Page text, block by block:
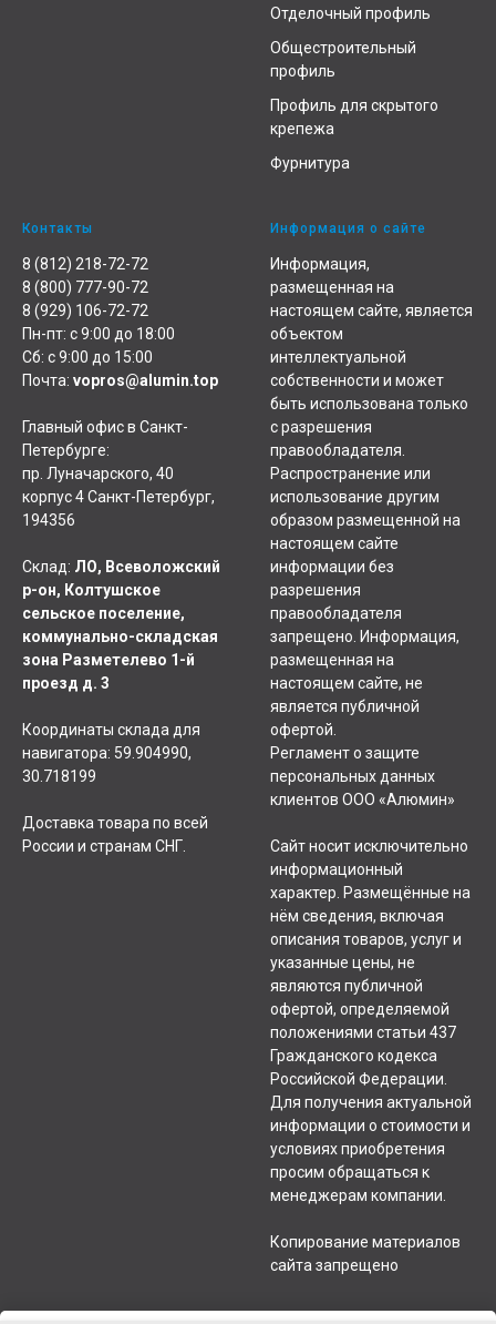
Отделочный профиль
Общестроительный
профиль
Профиль для скрытого
крепежа
Фурнитура
Контакты
8 (812) 218-72-72
8 (800) 777-90-72
8 (929) 106-72-72
Пн-пт: с 9:00 до 18:00
Сб: с 9:00 до 15:00
Почта: vopros@alumin.top
Главный офис в Санкт-
Петербурге:
пр. Луначарского, 40
корпус 4 Санкт-Петербург,
194356
Склад: ЛО, Всеволожский
р-он, Колтушское
сельское поселение,
коммунально-складская
зона Разметелево 1-й
проезд д. 3
Координаты склада для
навигатора: 59.904990,
30.718199
Доставка товара по всей
России и странам СНГ.
Информация о сайте
Информация,
размещенная на
настоящем сайте, является
объектом
интеллектуальной
собственности и может
быть использована только
с разрешения
правообладателя.
Распространение или
использование другим
образом размещенной на
настоящем сайте
информации без
разрешения
правообладателя
запрещено. Информация,
размещенная на
настоящем сайте, не
является публичной
офертой.
Регламент о защите
персональных данных
клиентов ООО «Алюмин»
Сайт носит исключительно
информационный
характер. Размещённые на
нём сведения, включая
описания товаров, услуг и
указанные цены, не
являются публичной
офертой, определяемой
положениями статьи 437
Гражданского кодекса
Российской Федерации.
Для получения актуальной
информации о стоимости и
условиях приобретения
просим обращаться к
менеджерам компании.
Копирование материалов
сайта запрещено